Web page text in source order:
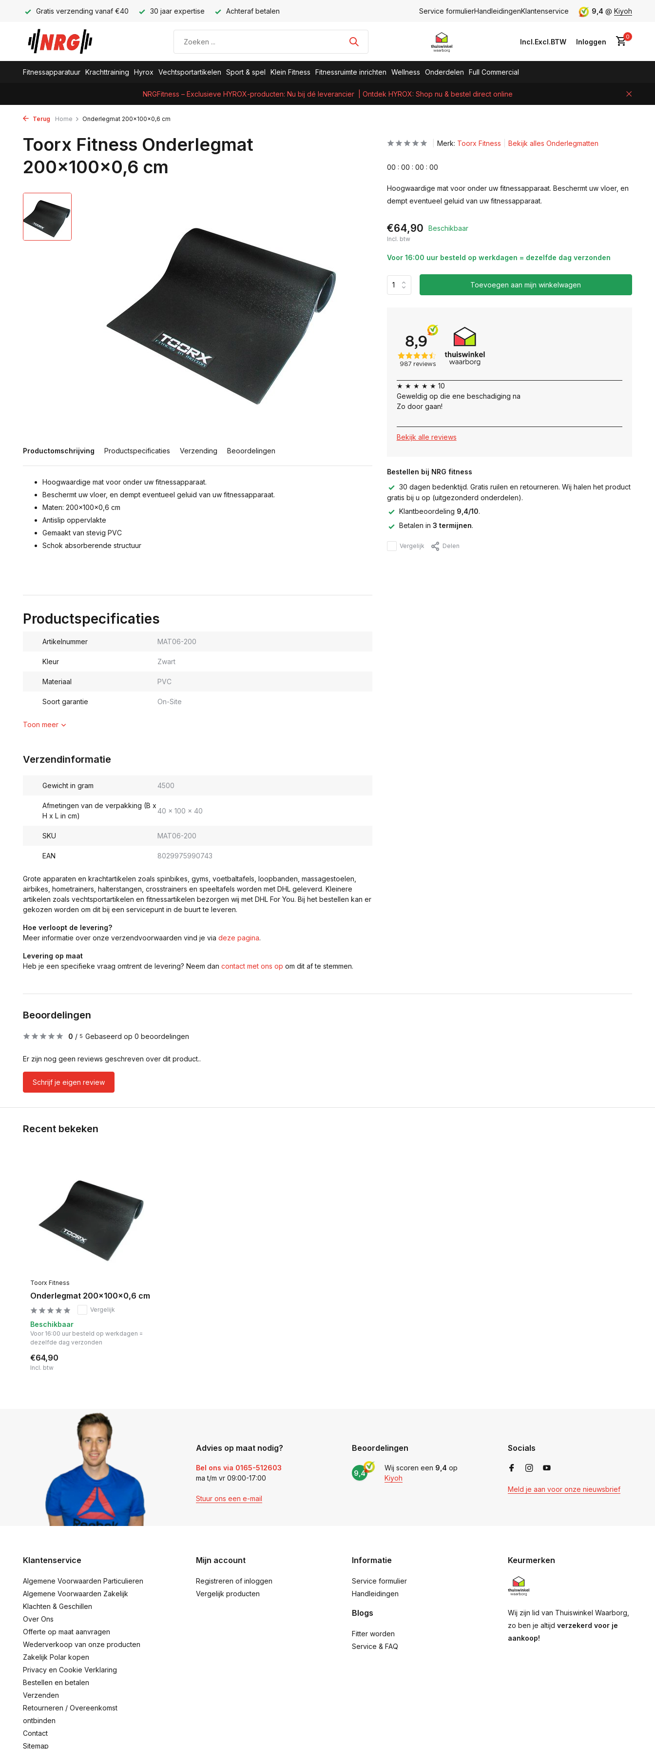
Gratis verzending vanaf €40 30 jaar expertise Achteraf betalen Service formulierHandleidingenKlantenservice 9,4 @ Kiyoh
Incl.Excl.BTW Inloggen
0
Fitnessapparatuur Krachttraining Hyrox Vechtsportartikelen Sport & spel Klein Fitness Fitnessruimte inrichten Wellness Onderdelen Full Commercial
NRGFitness – Exclusieve HYROX-producten: Nu bij dé leverancier | Ontdek HYROX: Shop nu & bestel direct online
Terug Home Onderlegmat 200x100x0,6 cm
Toorx Fitness Onderlegmat
200x100x0,6 cm
Productomschrijving Productspecificaties Verzending Beoordelingen
Hoogwaardige mat voor onder uw fitnessapparaat.
Beschermt uw vloer, en dempt eventueel geluid van uw fitnessapparaat.
Maten: 200x100x0,6 cm
Antislip oppervlakte
Gemaakt van stevig PVC
Schok absorberende structuur
Productspecificaties
Artikelnummer MAT06-200
Kleur Zwart
Materiaal PVC
Soort garantie On-Site
Toon meer
Verzendinformatie
Gewicht in gram 4500
Afmetingen van de verpakking (B x
H x L in cm)
40 x 100 x 40
SKU MAT06-200
EAN 8029975990743
Grote apparaten en krachtartikelen zoals spinbikes, gyms, voetbaltafels, loopbanden, massagestoelen,
airbikes, hometrainers, halterstangen, crosstrainers en speeltafels worden met DHL geleverd. Kleinere
artikelen zoals vechtsportartikelen en fitnessartikelen bezorgen wij met DHL For You. Bij het bestellen kan er
gekozen worden om dit bij een servicepunt in de buurt te leveren.
Hoe verloopt de levering?
Meer informatie over onze verzendvoorwaarden vind je via deze pagina.
Levering op maat
Heb je een specifieke vraag omtrent de levering? Neem dan contact met ons op om dit af te stemmen.
Merk: Toorx Fitness Bekijk alles Onderlegmatten
00 : 00 : 00 : 00
Hoogwaardige mat voor onder uw fitnessapparaat. Beschermt uw vloer, en
dempt eventueel geluid van uw fitnessapparaat.
€64,90 Beschikbaar
Incl. btw
Voor 16:00 uur besteld op werkdagen = dezelfde dag verzonden
Toevoegen aan mijn winkelwagen
★ ★ ★ ★ ★ 10
Geweldig op die ene beschadiging na
Zo door gaan!
Bekijk alle reviews
Bestellen bij NRG fitness
30 dagen bedenktijd. Gratis ruilen en retourneren. Wij halen het product
gratis bij u op (uitgezonderd onderdelen).
Klantbeoordeling 9,4/10.
Betalen in 3 termijnen.
Vergelijk Delen
Beoordelingen
0 / 5 Gebaseerd op 0 beoordelingen
Er zijn nog geen reviews geschreven over dit product..
Schrijf je eigen review
Recent bekeken
Toorx Fitness
Onderlegmat 200x100x0,6 cm
Vergelijk
Beschikbaar
Voor 16:00 uur besteld op werkdagen =
dezelfde dag verzonden
€64,90
Incl. btw
Advies op maat nodig?
Bel ons via 0165-512603
ma t/m vr 09:00-17:00
Stuur ons een e-mail
Beoordelingen
9,4
Wij scoren een 9,4 op
Kiyoh
Socials
Meld je aan voor onze nieuwsbrief
Klantenservice
Algemene Voorwaarden Particulieren
Algemene Voorwaarden Zakelijk
Klachten & Geschillen
Over Ons
Offerte op maat aanvragen
Wederverkoop van onze producten
Zakelijk Polar kopen
Privacy en Cookie Verklaring
Bestellen en betalen
Verzenden
Retourneren / Overeenkomst
ontbinden
Contact
Sitemap
Mijn account
Registreren of inloggen
Vergelijk producten
Informatie
Service formulier
Handleidingen
Blogs
Fitter worden
Service & FAQ
Keurmerken
Wij zijn lid van Thuiswinkel Waarborg,
zo ben je altijd verzekerd voor je
aankoop!